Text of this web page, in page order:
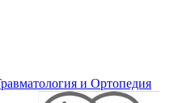
и Ортопедия